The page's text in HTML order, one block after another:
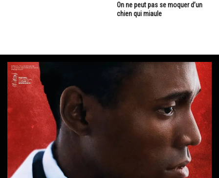
On ne peut pas se moquer d’un
chien qui miaule